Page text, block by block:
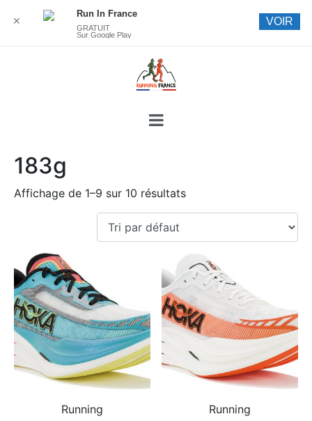
183g
Affichage de 1–9 sur 10 résultats
Running
Running
✕
Run In France
GRATUIT
Sur Google Play
VOIR